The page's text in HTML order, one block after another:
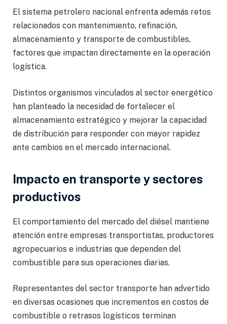
El sistema petrolero nacional enfrenta además retos
relacionados con mantenimiento, refinación,
almacenamiento y transporte de combustibles,
factores que impactan directamente en la operación
logística.
Distintos organismos vinculados al sector energético
han planteado la necesidad de fortalecer el
almacenamiento estratégico y mejorar la capacidad
de distribución para responder con mayor rapidez
ante cambios en el mercado internacional.
Impacto en transporte y sectores
productivos
El comportamiento del mercado del diésel mantiene
atención entre empresas transportistas, productores
agropecuarios e industrias que dependen del
combustible para sus operaciones diarias.
Representantes del sector transporte han advertido
en diversas ocasiones que incrementos en costos de
combustible o retrasos logísticos terminan